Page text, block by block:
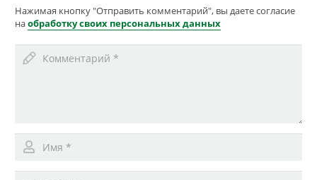
Нажимая кнопку "Отправить комментарий", вы даете согласие
наобработку своих персональных данных